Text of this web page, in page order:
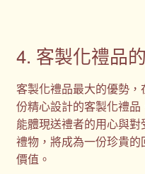
4. 客製化禮品
客製化禮品最大的優勢
份精心設計的客製化禮
能體現送禮者的用心與
禮物，將成為一份珍貴
價值。